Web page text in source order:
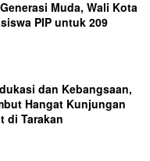
Muda, Wali Kota
PIP untuk 209
dan Kebangsaan,
Hangat Kunjungan
di Tarakan